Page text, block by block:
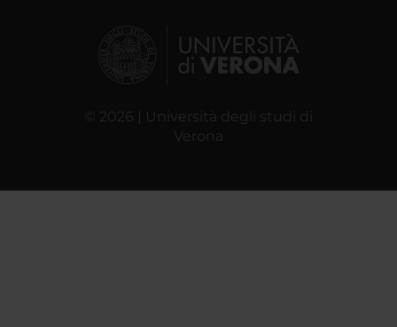
© 2026 | Università degli studi di
Verona